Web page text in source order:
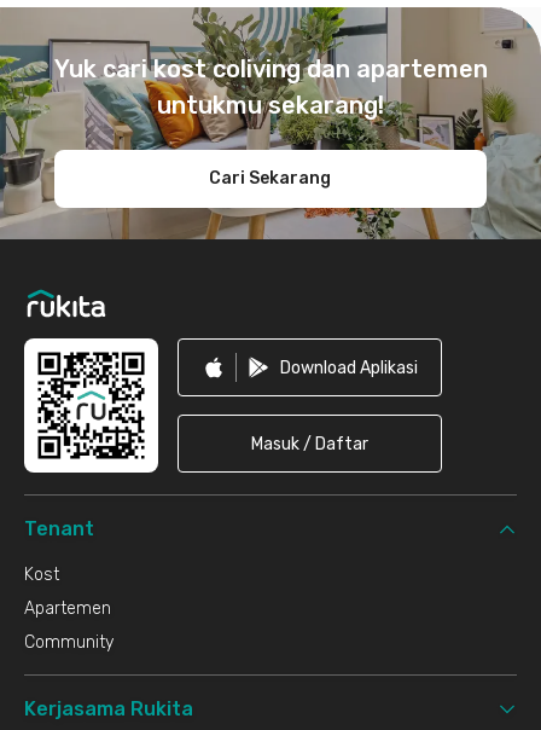
Yuk cari kost coliving dan apartemen
untukmu sekarang!
Cari Sekarang
Download Aplikasi
Masuk / Daftar
Tenant
Kost
Apartemen
Community
Kerjasama Rukita